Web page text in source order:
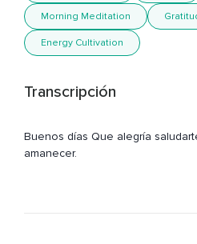
Morning Meditation
Energy Cultivation
Transcripción
Buenos días Que alegría
amanecer.